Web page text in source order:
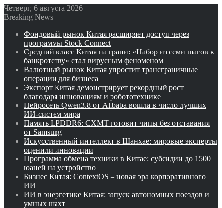
Четверг, 6 августа 2026
Breaking News
Фондовый рынок Китая расширяет доступ через
программы Stock Connect
Средний класс Китая на грани: «Набор из семи шагов к
банкротству» стал вирусным феноменом
Валютный рынок Китая упростит трансграничные
операции для бизнеса
Экспорт Китая демонстрирует рекордный рост
благодаря инновациям и робототехнике
Нейросеть Qwen3.8 от Alibaba вошла в число лучших
ИИ-систем мира
Память LPDDR6: CXMT готовит чипы без отставания
от Samsung
Искусственный интеллект в Шанхае: мировые эксперты
оценили инновации
Программа обмена техники в Китае: субсидии до 1500
юаней на устройство
Бизнес Китая: ContextOS – новая эра корпоративного
ИИ
ИИ в энергетике Китая: запуск автономных поездов и
умных шахт